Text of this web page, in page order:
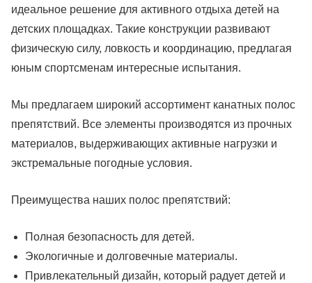
идеальное решение для активного отдыха детей на
детских площадках. Такие конструкции развивают
физическую силу, ловкость и координацию, предлагая
юным спортсменам интересные испытания.
Мы предлагаем широкий ассортимент канатных полос
препятствий. Все элементы производятся из прочных
материалов, выдерживающих активные нагрузки и
экстремальные погодные условия.
Преимущества наших полос препятствий:
Полная безопасность для детей.
Экологичные и долговечные материалы.
Привлекательный дизайн, который радует детей и